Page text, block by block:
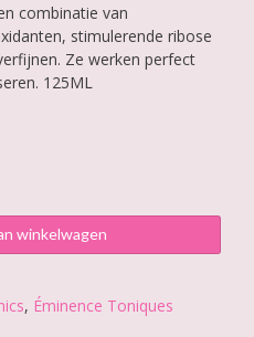
combinatie van
stimulerende ribose
Ze werken perfect
125ML
winkelwagen
, Éminence Toniques